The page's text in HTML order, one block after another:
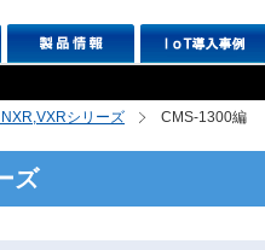
シリーズ CMS-1300編
ズ